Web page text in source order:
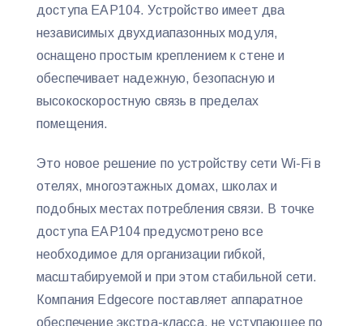
доступа EAP104. Устройство имеет два
независимых двухдиапазонных модуля,
оснащено простым креплением к стене и
обеспечивает надежную, безопасную и
высокоскоростную связь в пределах
помещения.
Это новое решение по устройству сети Wi-Fi в
отелях, многоэтажных домах, школах и
подобных местах потребления связи. В точке
доступа EAP104 предусмотрено все
необходимое для организации гибкой,
масштабируемой и при этом стабильной сети.
Компания Edgecore поставляет аппаратное
обеспечение экстра-класса, не уступающее по